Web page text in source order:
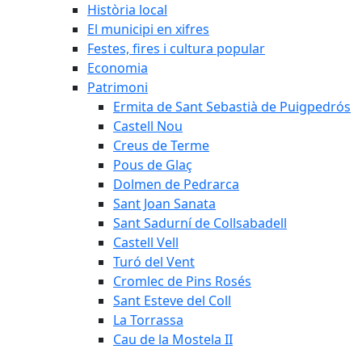
Història local
El municipi en xifres
Festes, fires i cultura popular
Economia
Patrimoni
Ermita de Sant Sebastià de Puigpedrós
Castell Nou
Creus de Terme
Pous de Glaç
Dolmen de Pedrarca
Sant Joan Sanata
Sant Sadurní de Collsabadell
Castell Vell
Turó del Vent
Cromlec de Pins Rosés
Sant Esteve del Coll
La Torrassa
Cau de la Mostela II